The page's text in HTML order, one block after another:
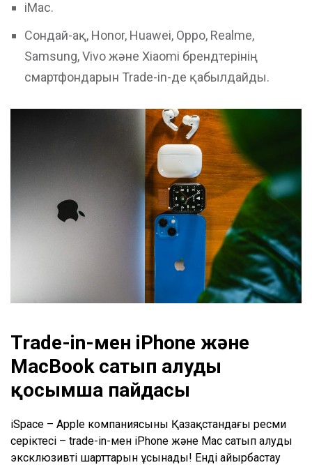
iMac.
Сондай-ақ, Honor, Huawei, Oppo, Realme,
Samsung, Vivo және Xiaomi брендтерінің
смартфондарын Trade-in-де қабылдайды.
Trade-in-мен iPhone және
MacBook сатып алудың
қосымша пайдасы
iSpace – Apple компаниясының Қазақстандағы ресми
серіктесі – trade-in-мен iPhone және Mac сатып алудың
эксклюзивті шарттарын ұсынады! Енді айырбастау